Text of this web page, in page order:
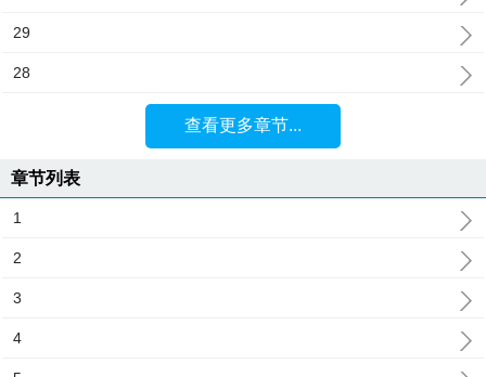
29
28
查看更多章节...
章节列表
1
2
3
4